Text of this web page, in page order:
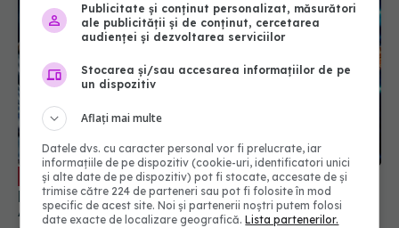
EXCLUSIV Remdesivir, tratamentul injectabil
pentru COVID. Prof. dr. Simin Aysel Florescu:
Administrarea se face în spitale
29 aug 2024, 23:43
Publicitate și conținut personalizat, măsurători
ale publicității și de conținut, cercetarea
audienței și dezvoltarea serviciilor
Stocarea și/sau accesarea informațiilor de pe
un dispozitiv
Aflați mai multe
Datele dvs. cu caracter personal vor fi prelucrate, iar
informațiile de pe dispozitiv (cookie-uri, identificatori unici
și alte date de pe dispozitiv) pot fi stocate, accesate de și
trimise către 224 de parteneri sau pot fi folosite în mod
specific de acest site. Noi și partenerii noștri putem folosi
date exacte de localizare geografică.Lista partenerilor.